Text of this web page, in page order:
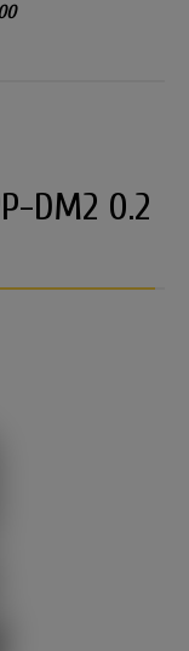
DM2 0.2